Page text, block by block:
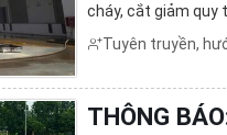
cháy, cắt giảm quy
không chỉ rút ngắn
Tuyên truyền,
THÔNG